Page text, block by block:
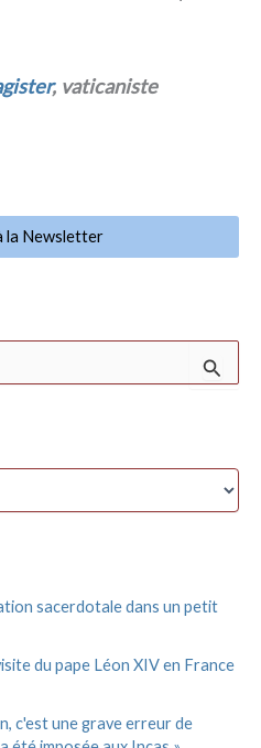
, vati­ca­ni­ste
la Newsletter
sacerdotale dans un petit
du pape Léon XIV en France
c'est une grave erreur de